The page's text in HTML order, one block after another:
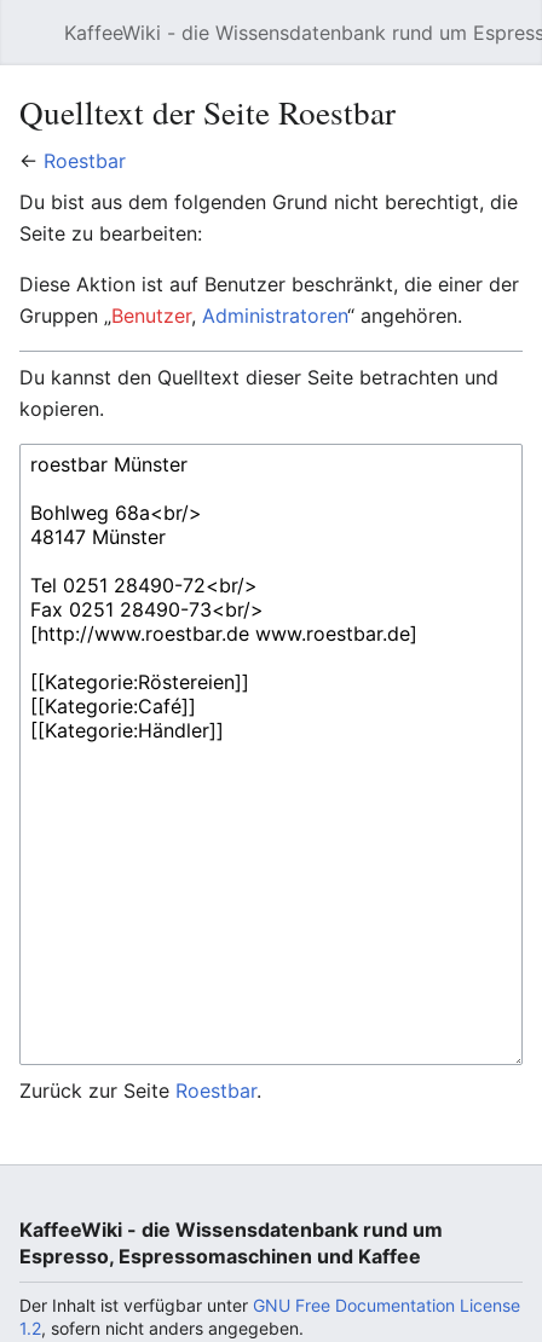
KaffeeWiki - die Wissensdatenbank rund um
Quelltext der Seite Roestbar
← Roestbar
Du bist aus dem folgenden Grund nicht berechtigt, die
Seite zu bearbeiten:
Diese Aktion ist auf Benutzer beschränkt, die einer der
Gruppen „Benutzer, Administratoren“ angehören.
Du kannst den Quelltext dieser Seite betrachten und
kopieren.
Zurück zur Seite Roestbar.
KaffeeWiki - die Wissensdatenbank rund um
Espresso, Espressomaschinen und Kaffee
Der Inhalt ist verfügbar unter GNU Free Documentation License
1.2, sofern nicht anders angegeben.